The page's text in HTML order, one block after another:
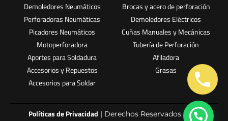
Demoledores Neumáticos
Perforadoras Neumáticas
Picadores Neumáticos
Motoperforadora
Aportes para Soldadura
Accesorios y Repuestos
Accesorios para Soldar
Brocas y acero de perforación
Demoledores Eléctricos
Cuñas Manuales y Mecánicas
Tubería de Perforación
Afiladora
Grasas
Políticas de Privacidad | Derechos Reservados 2025